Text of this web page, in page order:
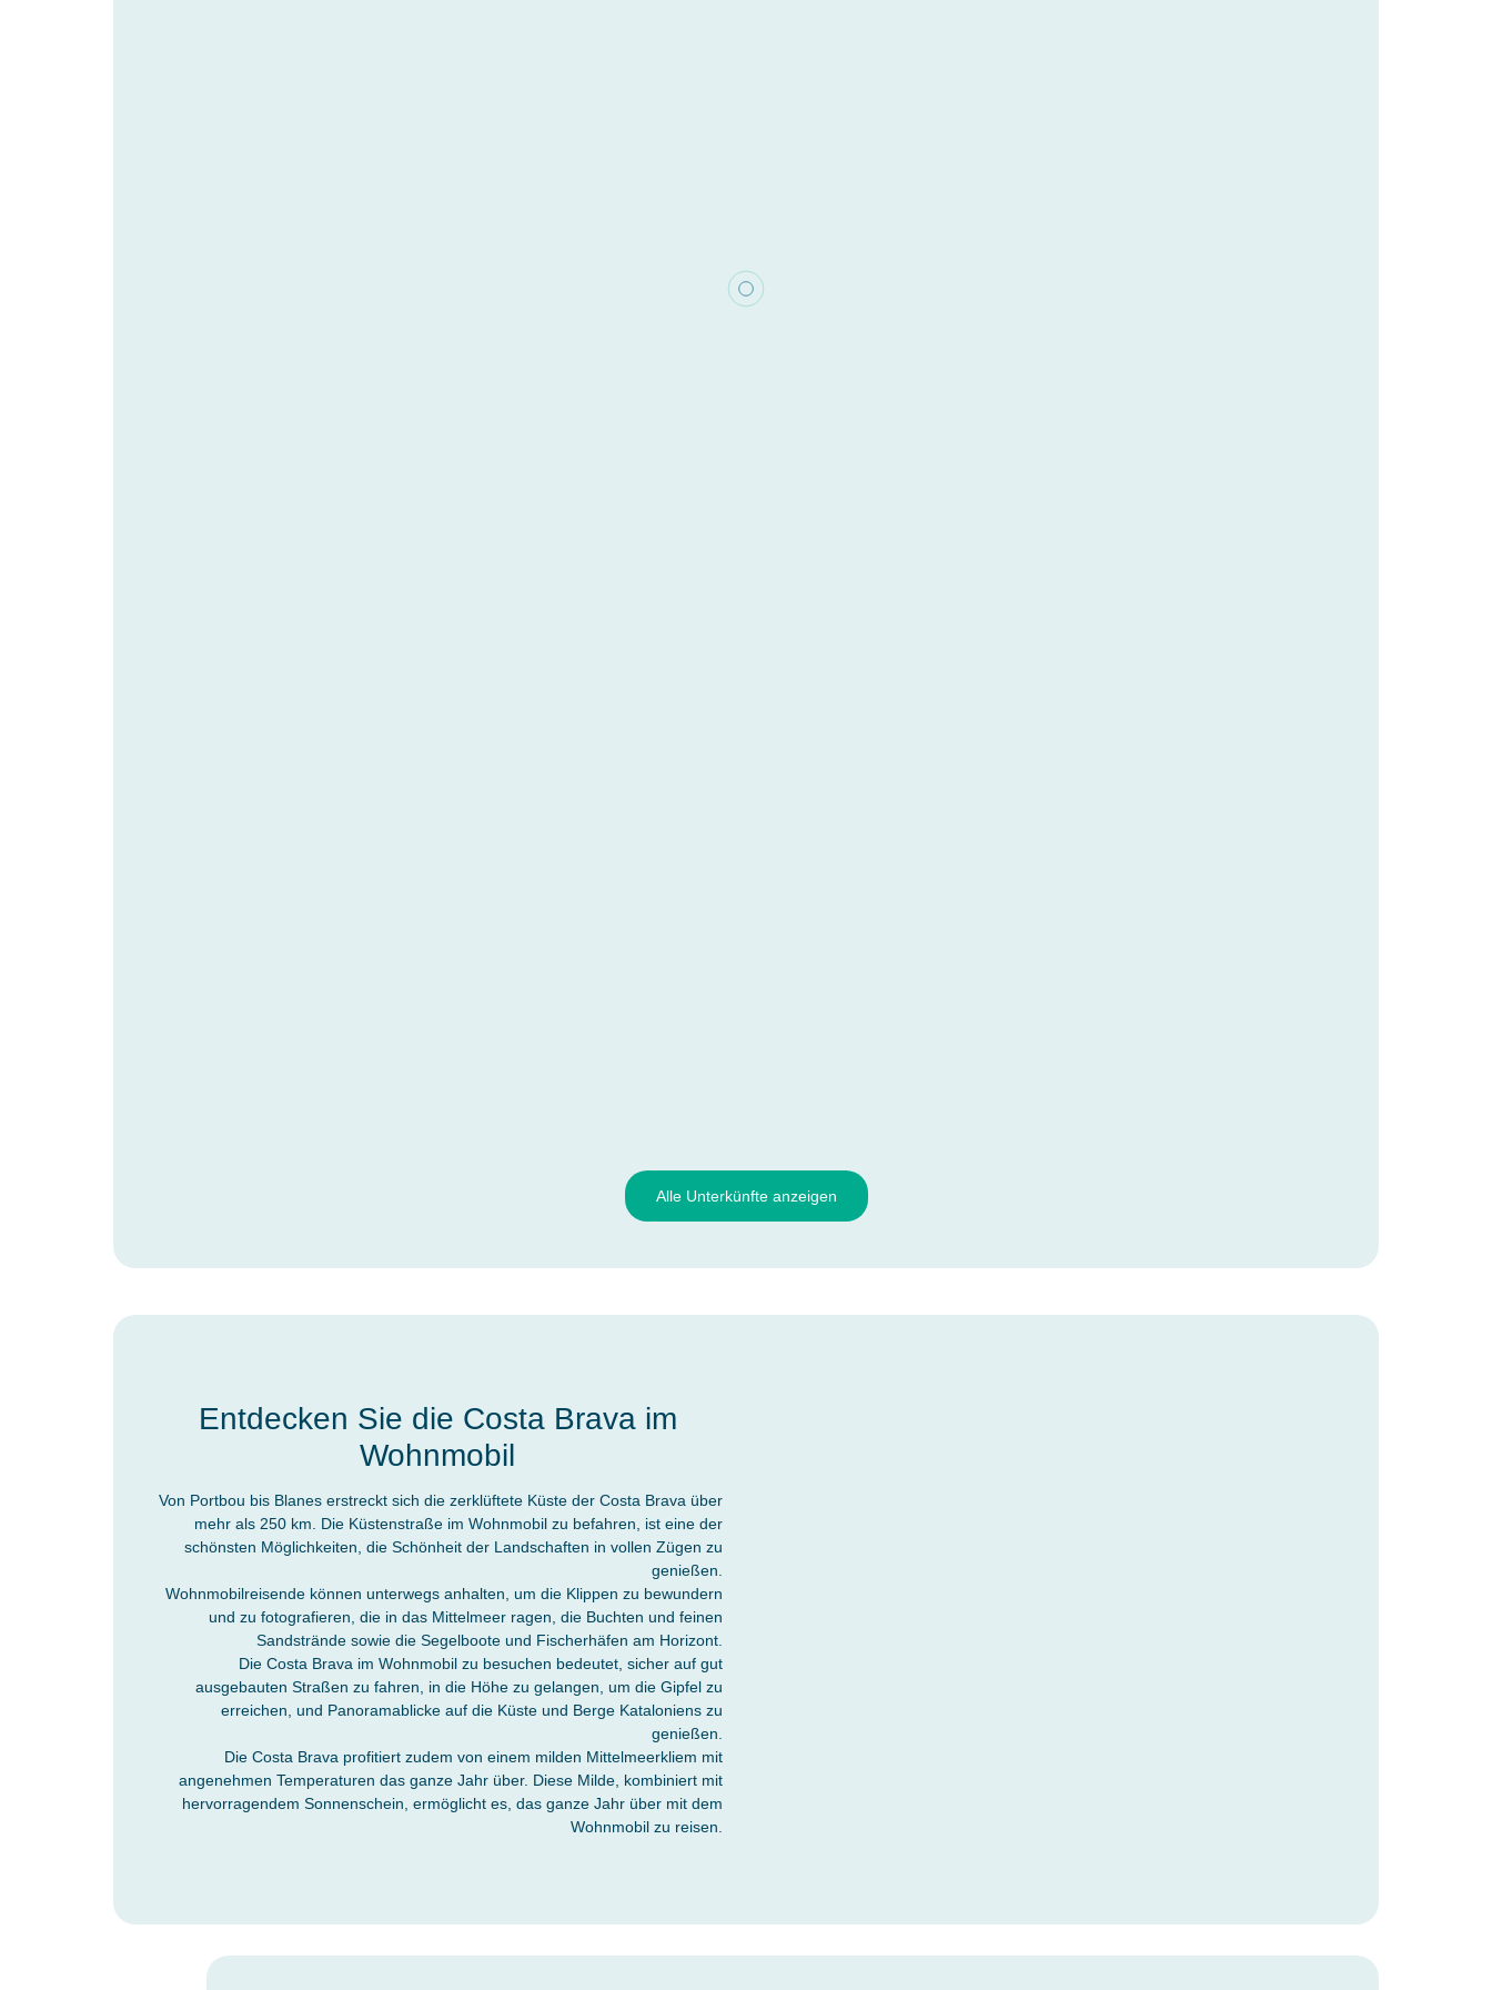
Alle Unterkünfte anzeigen
Entdecken Sie die Costa Brava im
Wohnmobil
Von Portbou bis Blanes erstreckt sich die zerklüftete Küste der Costa Brava über
mehr als 250 km. Die Küstenstraße im Wohnmobil zu befahren, ist eine der
schönsten Möglichkeiten, die Schönheit der Landschaften in vollen Zügen zu
genießen.
Wohnmobilreisende können unterwegs anhalten, um die Klippen zu bewundern
und zu fotografieren, die in das Mittelmeer ragen, die Buchten und feinen
Sandstrände sowie die Segelboote und Fischerhäfen am Horizont.
Die Costa Brava im Wohnmobil zu besuchen bedeutet, sicher auf gut
ausgebauten Straßen zu fahren, in die Höhe zu gelangen, um die Gipfel zu
erreichen, und Panoramablicke auf die Küste und Berge Kataloniens zu
genießen.
Die Costa Brava profitiert zudem von einem milden Mittelmeerkliem mit
angenehmen Temperaturen das ganze Jahr über. Diese Milde, kombiniert mit
hervorragendem Sonnenschein, ermöglicht es, das ganze Jahr über mit dem
Wohnmobil zu reisen.